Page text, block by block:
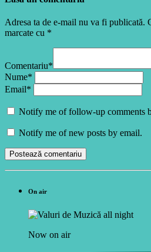
Adresa ta de e-mail nu va fi publicată.
marcate cu *
Comentariu*
Nume*
Email*
Notify me of follow-up comments
Notify me of new posts by email.
On air
Now on air